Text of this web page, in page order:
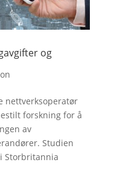
og
nettverksoperatør
forskning for å
av
Studien
Storbritannia